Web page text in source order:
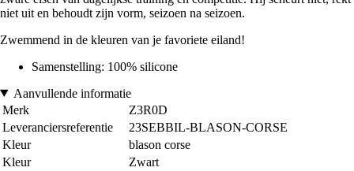
niet uit en behoudt zijn vorm, seizoen na seizoen.
Zwemmend in de kleuren van je favoriete eiland!
Samenstelling: 100% silicone
Aanvullende informatie
Merk
Z3R0D
Leveranciersreferentie
23SEBBIL-BLASON-CORSE
Kleur
blason corse
Kleur
Zwart